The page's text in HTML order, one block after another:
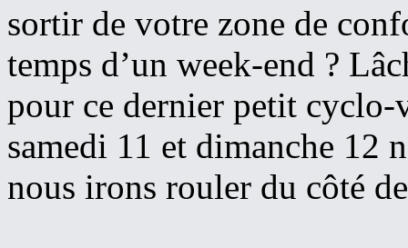
sortir de votre zone de
temps d’un week-end ?
pour ce dernier petit cyclo-
samedi 11 et dimanche 12
nous irons rouler du côté